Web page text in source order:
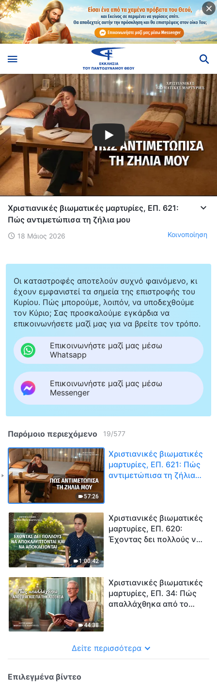
Χριστιανικές βιωματικές μαρτυρίες, ΕΠ. 621:
Πώς αντιμετώπισα τη ζήλια μου
18 Μάιος 2026 Κοινοποίηση
Οι καταστροφές αποτελούν συχνό φαινόμενο, κι
έχουν εμφανιστεί τα σημεία της επιστροφής του
Κυρίου. Πώς μπορούμε, λοιπόν, να υποδεχθούμε
τον Κύριο; Σας προσκαλούμε εγκάρδια να
επικοινωνήσετε μαζί μας για να βρείτε τον τρόπο.
Επικοινωνήστε μαζί μας μέσω
Whatsapp
Επικοινωνήστε μαζί μας μέσω
Messenger
Παρόμοιο περιεχόμενο 19/577
57:26
Χριστιανικές βιωματικές
μαρτυρίες, ΕΠ. 621: Πώς
αντιμετώπισα τη ζήλια
1:00:42
Χριστιανικές βιωματικές
μαρτυρίες, ΕΠ. 620:
Έχοντας δει πολλούς να
44:38
Χριστιανικές βιωματικές
μαρτυρίες, ΕΠ. 34: Πώς
απαλλάχθηκα από το
Δείτε περισσότερα
Επιλεγμένα βίντεο